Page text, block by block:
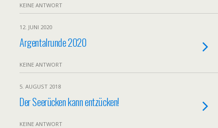
KEINE ANTWORT
12. JUNI 2020
Argentalrunde 2020
KEINE ANTWORT
5. AUGUST 2018
Der Seerücken kann entzücken!
KEINE ANTWORT